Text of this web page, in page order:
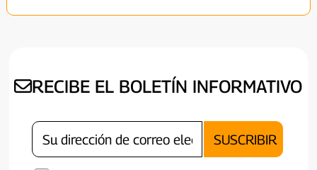
RECIBE EL BOLETÍN INFORMATIVO